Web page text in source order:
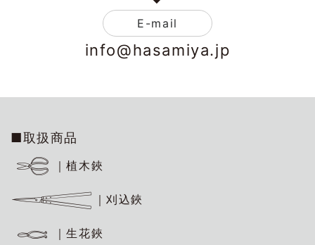
E-mail
info@hasamiya.jp
■取扱商品
｜植木鋏
｜刈込鋏
｜生花鋏